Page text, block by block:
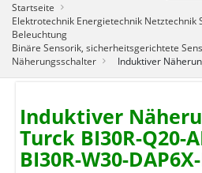
Startseite
Elektrotechnik Energietechnik Netztechnik
Beleuchtung
Binäre Sensorik, sicherheitsgerichtete
Näherungsschalter
Induktiver
Induktiver
Turck BI30R-Q20-
BI30R-W30-